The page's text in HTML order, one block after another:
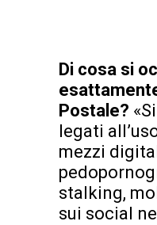
Di cosa si
Postale?
legati
mezzi
stalking,
sui social